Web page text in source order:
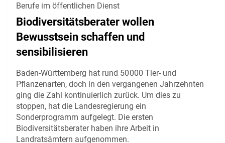
Berufe im öffentlichen Dienst
Biodiversitätsberater wollen
Bewusstsein schaffen und
sensibilisieren
Baden-Württemberg hat rund 50 000 Tier- und
Pflanzenarten, doch in den vergangenen Jahrzehnten
ging die Zahl kontinuierlich zurück. Um dies zu
stoppen, hat die Landesregierung ein
Sonderprogramm aufgelegt. Die ersten
Biodiversitätsberater haben ihre Arbeit in
Landratsämtern aufgenommen.